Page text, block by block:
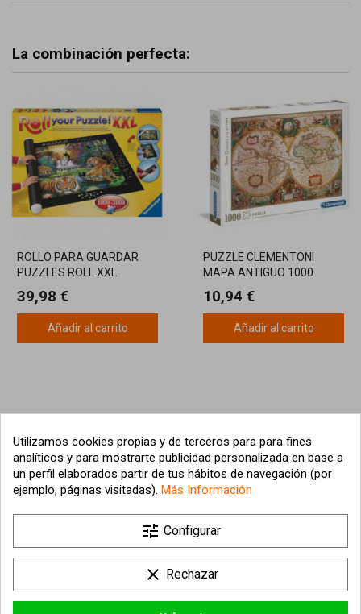
La combinación perfecta:
ROLLO PARA GUARDAR
PUZZLES ROLL XXL
39,98 €
Añadir al carrito
PUZZLE CLEMENTONI
MAPA ANTIGUO 1000
10,94 €
Añadir al carrito
Información sobre la tienda 
Utilizamos cookies propias y de terceros para para fines
analíticos y para mostrarte publicidad personalizada en base a
un perfil elaborados partir de tus hábitos de navegación (por
ejemplo, páginas visitadas). Más Información
tune Configurar
clear Rechazar